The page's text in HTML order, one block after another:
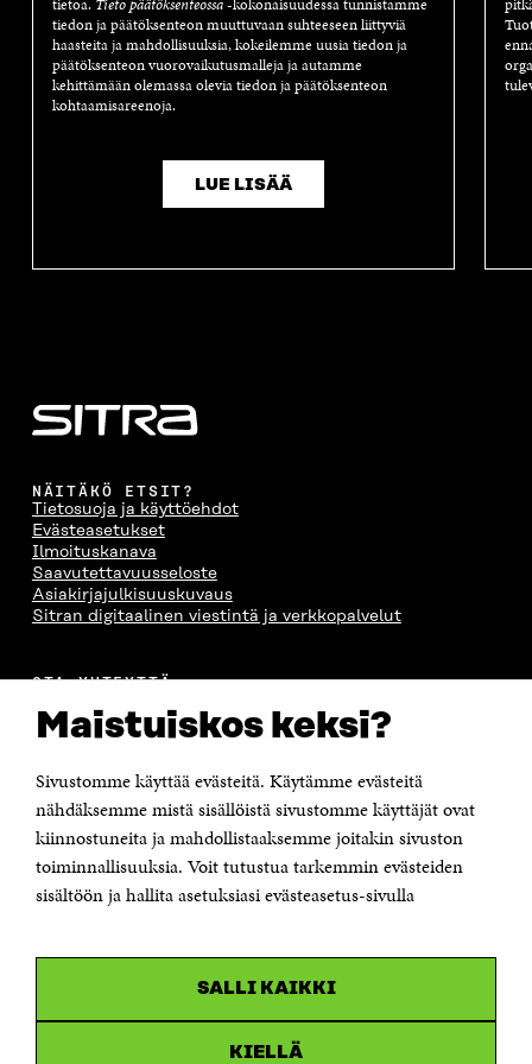
Maistuiskos keksi?
Sivustomme käyttää evästeitä. Käytämme evästeitä
nähdäksemme mistä sisällöistä sivustomme käyttäjät ovat
kiinnostuneita ja mahdollistaaksemme joitakin sivuston
toiminnallisuuksia. Voit tutustua tarkemmin evästeiden
sisältöön ja hallita asetuksiasi evästeasetus-sivulla
SALLI KAIKKI
KIELLÄ
tietoa. Tieto päätöksenteossa-kokonaisuudessa tunnistamme
tiedon ja päätöksenteon muuttuvaan suhteeseen liittyviä
haasteita ja mahdollisuuksia, kokeilemme uusia tiedon ja
päätöksenteon vuorovaikutusmalleja ja autamme
kehittämään olemassa olevia tiedon ja päätöksenteon
kohtaamisareenoja.
LUE LISÄÄ
NÄITÄKÖ ETSIT?
Tietosuoja ja käyttöehdot
Evästeasetukset
Ilmoituskanava
Saavutettavuusseloste
Asiakirjajulkisuuskuvaus
Sitran digitaalinen viestintä ja verkkopalvelut
OTA YHTEYTTÄ
Itämerenkatu 11-13, PL 160,
00181 Helsinki
Puhelin +358 294 618 991
Sähköpostiosoite
Saapumisohjeet
Y-tunnus 0202132-3
uudessa